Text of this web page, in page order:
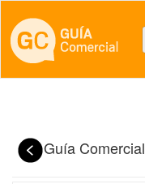
Guía Comercial